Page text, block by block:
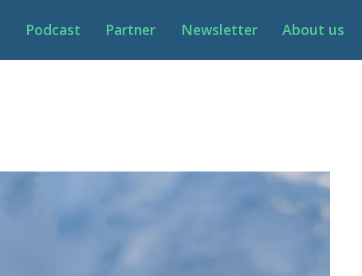
Podcast Partner Newsletter About us